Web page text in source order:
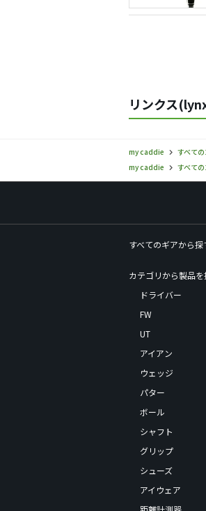
リンクス
my caddie すべて
my caddie
すべて
すべてのギアから探
カテゴリから製品
ドライバー
FW
UT
アイアン
ウェッジ
パター
ボール
シャフト
グリップ
シューズ
アイウェア